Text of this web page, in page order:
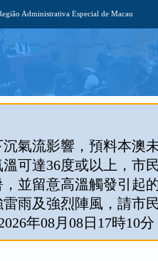
Administrativa Especial de Macau
氣流影響，預料本澳
可達36度或以上，市
並留意高溫觸發引起
雨及強烈陣風，請市
年08月08日17時10